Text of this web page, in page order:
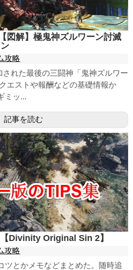
図解】極鬼神ズルワーン討滅
攻略
れた最後の三闘神「鬼神ズルワー
エストや報酬などの基礎情報か
ミッ...
記事を読む
Divinity Original Sin 2】
攻略
ツとかメモなどまとめた。随時追